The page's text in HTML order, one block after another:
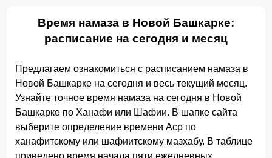
Время намаза в Новой Башкарке:
расписание на сегодня и месяц
Предлагаем ознакомиться с расписанием намаза в
Новой Башкарке на сегодня и весь текущий месяц.
Узнайте точное время намаза на сегодня в Новой
Башкарке по Ханафи или Шафии. В шапке сайта
выберите определение времени Аср по
ханафитскому или шафиитскому мазхабу. В таблице
приведено время начала пяти ежедневных